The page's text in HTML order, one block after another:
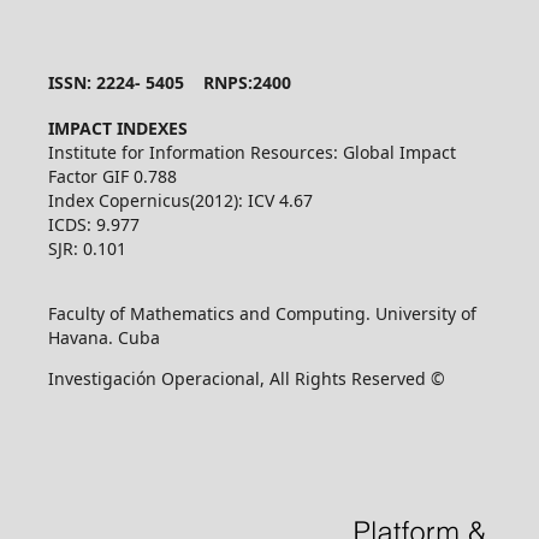
ISSN: 2224- 5405 RNPS:2400
IMPACT INDEXES
Institute for Information Resources: Global Impact
Factor GIF 0.788
Index Copernicus(2012): ICV 4.67
ICDS: 9.977
SJR: 0.101
Faculty of Mathematics and Computing. University of
Havana. Cuba
Investigación Operacional, All Rights Reserved ©